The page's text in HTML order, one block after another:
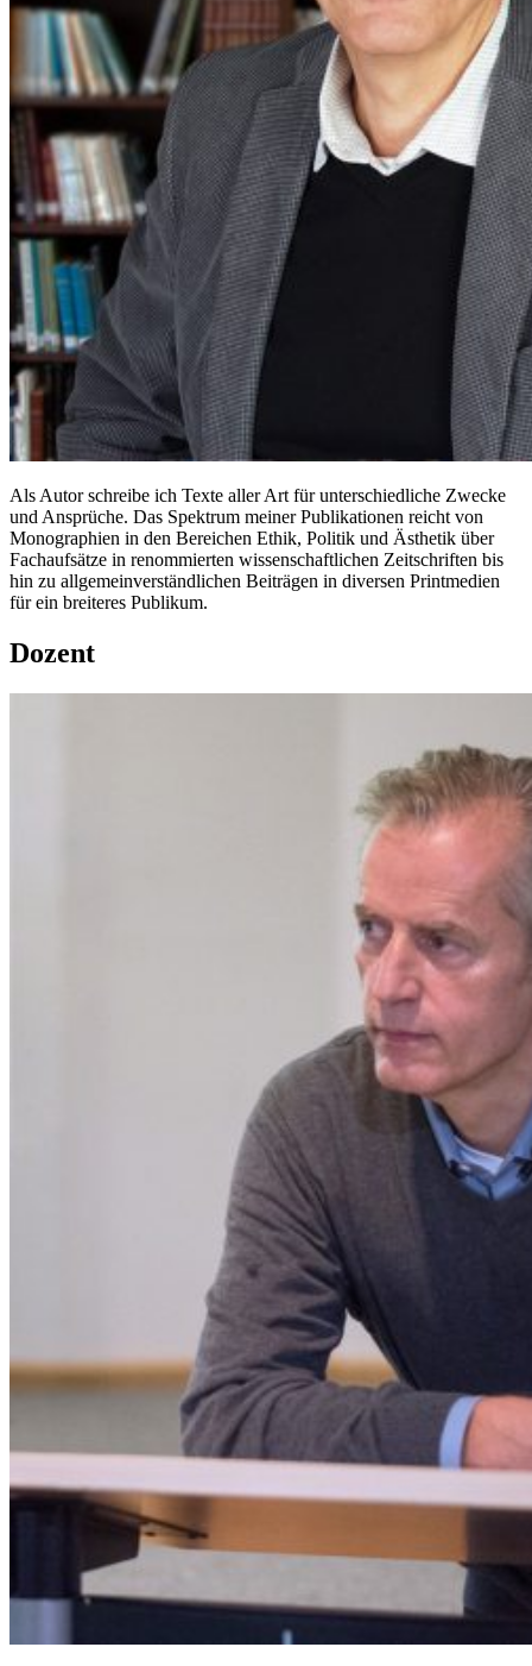
Als Autor schreibe ich Texte aller Art für unterschiedliche Zwecke
und Ansprüche. Das Spektrum meiner Publikationen reicht von
Monographien in den Bereichen Ethik, Politik und Ästhetik über
Fachaufsätze in renommierten wissenschaftlichen Zeitschriften bis
hin zu allgemeinverständlichen Beiträgen in diversen Printmedien
für ein breiteres Publikum.
Dozent